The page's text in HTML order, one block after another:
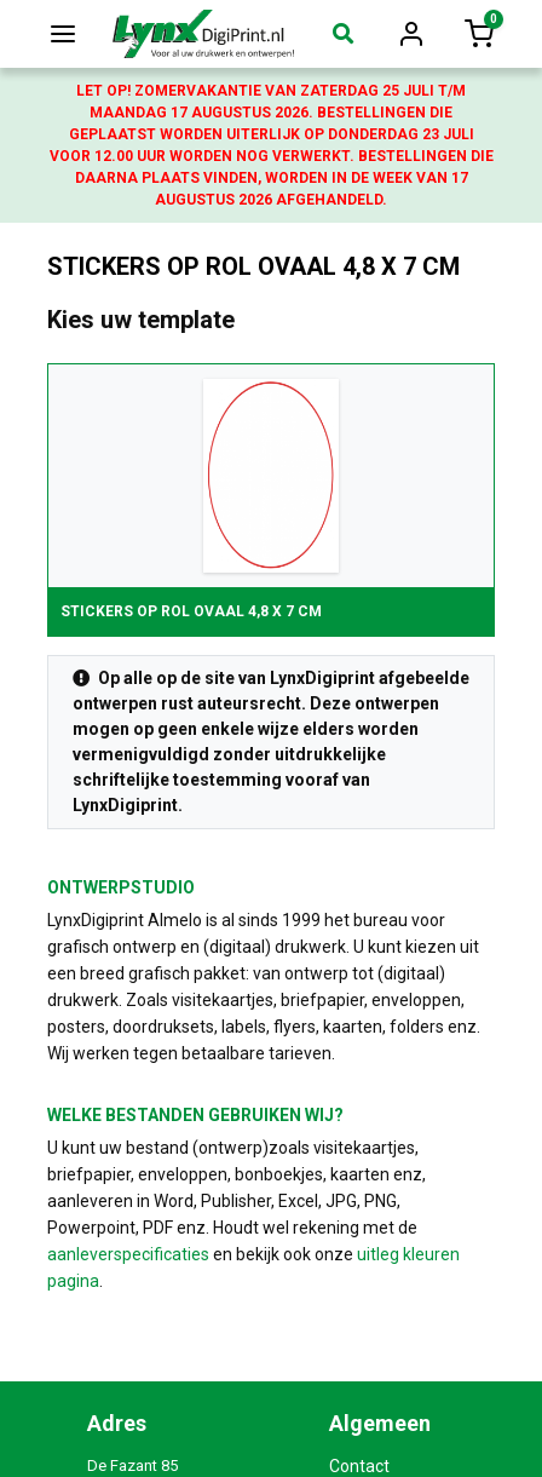
Login
0
LET OP! ZOMERVAKANTIE VAN ZATERDAG 25 JULI T/M
MAANDAG 17 AUGUSTUS 2026. BESTELLINGEN DIE
GEPLAATST WORDEN UITERLIJK OP DONDERDAG 23 JULI
VOOR 12.00 UUR WORDEN NOG VERWERKT. BESTELLINGEN DIE
DAARNA PLAATS VINDEN, WORDEN IN DE WEEK VAN 17
AUGUSTUS 2026 AFGEHANDELD.
STICKERS OP ROL OVAAL 4,8 X 7 CM
Kies uw template
STICKERS OP ROL OVAAL 4,8 X 7 CM
Op alle op de site van LynxDigiprint afgebeelde
ontwerpen rust auteursrecht. Deze ontwerpen
mogen op geen enkele wijze elders worden
vermenigvuldigd zonder uitdrukkelijke
schriftelijke toestemming vooraf van
LynxDigiprint.
ONTWERPSTUDIO
LynxDigiprint Almelo is al sinds 1999 het bureau voor
grafisch ontwerp en (digitaal) drukwerk. U kunt kiezen uit
een breed grafisch pakket: van ontwerp tot (digitaal)
drukwerk. Zoals visitekaartjes, briefpapier, enveloppen,
posters, doordruksets, labels, flyers, kaarten, folders enz.
Wij werken tegen betaalbare tarieven.
WELKE BESTANDEN GEBRUIKEN WIJ?
U kunt uw bestand (ontwerp)zoals visitekaartjes,
briefpapier, enveloppen, bonboekjes, kaarten enz,
aanleveren in Word, Publisher, Excel, JPG, PNG,
Powerpoint, PDF enz. Houdt wel rekening met de
aanleverspecificaties en bekijk ook onze uitleg kleuren
pagina
Adres
De Fazant 85
Algemeen
Contact